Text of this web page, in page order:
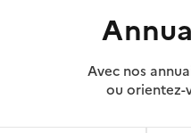
Avec nos
ou orientez-